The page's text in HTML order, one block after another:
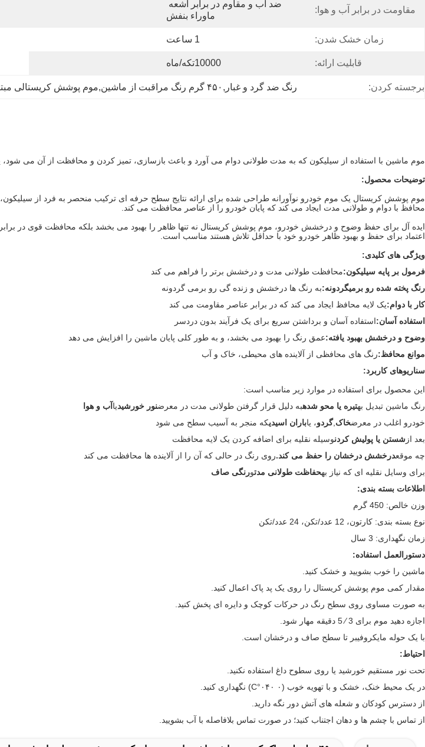
مقاومت در برابر آب و هوا:
ماوراء بنفش
زمان خشک شدن: 1 ساعت
قابلیت ارائه: 10000تکه/ماه
برجسته کردن: رنگ ضد گرد و غبار,۴۵۰ گرم رنگ مراقبت از ماشین,موم پوشش کریستالی مبتنی بر سیلیکون
موم ماشین با استفاده از سیلیکون که به مدت طولانی دوام می آورد و باعث بازسازی، تمیز کردن و محافظت از آن می
توضیحات محصول:
موم پوشش کریستال یک موم خودرو نوآورانه طراحی شده برای ارائه نتایج سطح حرفه ای ترکیب منحصر به فرد از
محافظ با دوام و طولانی مدت ایجاد می کند که پایان خودرو را از عناصر محافظت می کند.
ایده آل برای حفظ وضوح و درخشش خودرو، موم پوشش کریستال نه تنها ظاهر را بهبود می بخشد بلکه محافظت قوی در برابر
اعتماد برای حفظ و بهبود ظاهر خودرو خود با حداقل تلاش هستند مناسب است.
ویژگی های کلیدی:
فرمول بر پایه سیلیکون:محافظت طولانی مدت و درخشش برتر را فراهم می کند
رنگ پخته شده رو برميگردونه:به رنگ ها درخشش و زنده گی رو برمی گردونه
کار با دوام:یک لایه محافظ ایجاد می کند که در برابر عناصر مقاومت می کند
استفاده آسان:استفاده آسان و برداشتن سریع برای یک فرآیند بدون دردسر
وضوح و درخشش بهبود یافته:عمق رنگ را بهبود می بخشد، و به طور کلی پایان ماشین را افزایش می دهد
موانع محافظ:رنگ های محافظی از آلاینده های محیطی، خاک و آب
سناریوهای کاربرد:
این محصول برای استفاده در موارد زیر مناسب است:
رنگ ماشين تبدیل بهتیره یا محو شدهبه دلیل قرار گرفتن طولانی مدت در معرضنور خورشیدیا آب و هوا
خودرو اغلب در معرضخاک ,گردو، یاباران اسیدیکه منجر به آسیب سطح می شود
بعد از شستن یا پولیش کردنوسیله نقلیه برای اضافه کردن یک لایه محافظت
چه موقعدرخشش درخشان را حفظ می کند.روی رنگ در حالی که آن را از آلاینده ها محافظت می کند
برای وسایل نقلیه ای که نیاز بهحفاظت طولانی مدتورنگی صاف
اطلاعات بسته بندی:
وزن خالص: 450 گرم
نوع بسته بندی: کارتون، 12 عدد/تکن، 24 عدد/تکن
زمان نگهداری: 3 سال
دستورالعمل استفاده:
ماشین را خوب بشویید و خشک کنید.
مقدار کمی موم پوشش کریستال را روی یک پد پاک اعمال کنید.
به صورت مساوی روی سطح رنگ در حرکات کوچک و دایره ای پخش کنید.
اجازه دهید موم برای 3 ⁄ 5 دقیقه مهار شود.
با یک حوله مایکروفیبر تا سطح صاف و درخشان است.
احتیاط:
تحت نور مستقیم خورشید یا روی سطوح داغ استفاده نکنید.
در یک محیط خنک، خشک و با تهویه خوب (۰ ۰۴۰°C) نگهداری کنید.
از دسترس کودکان و شعله های آتش دور نگه دارید.
از تماس با چشم ها و دهان اجتناب کنید؛ در صورت تماس بلافاصله با آب بشویید.